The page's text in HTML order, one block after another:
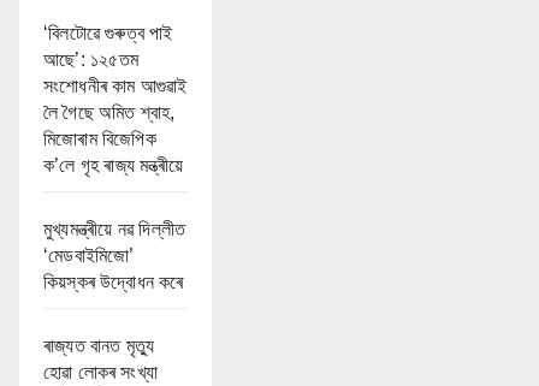
‘বিলটোৱে গুৰুত্ব পাই
আছে’: ১২৫তম
সংশোধনীৰ কাম আগুৱাই
লৈ গৈছে অমিত শ্বাহ,
মিজোৰাম বিজেপিক
ক’লে গৃহ ৰাজ্য মন্ত্ৰীয়ে
মুখ্যমন্ত্ৰীয়ে নৱ দিল্লীত
‘মেডবাইমিজো’
কিয়স্কৰ উদ্বোধন কৰে
ৰাজ্যত বানত মৃত্যু
হোৱা লোকৰ সংখ্যা